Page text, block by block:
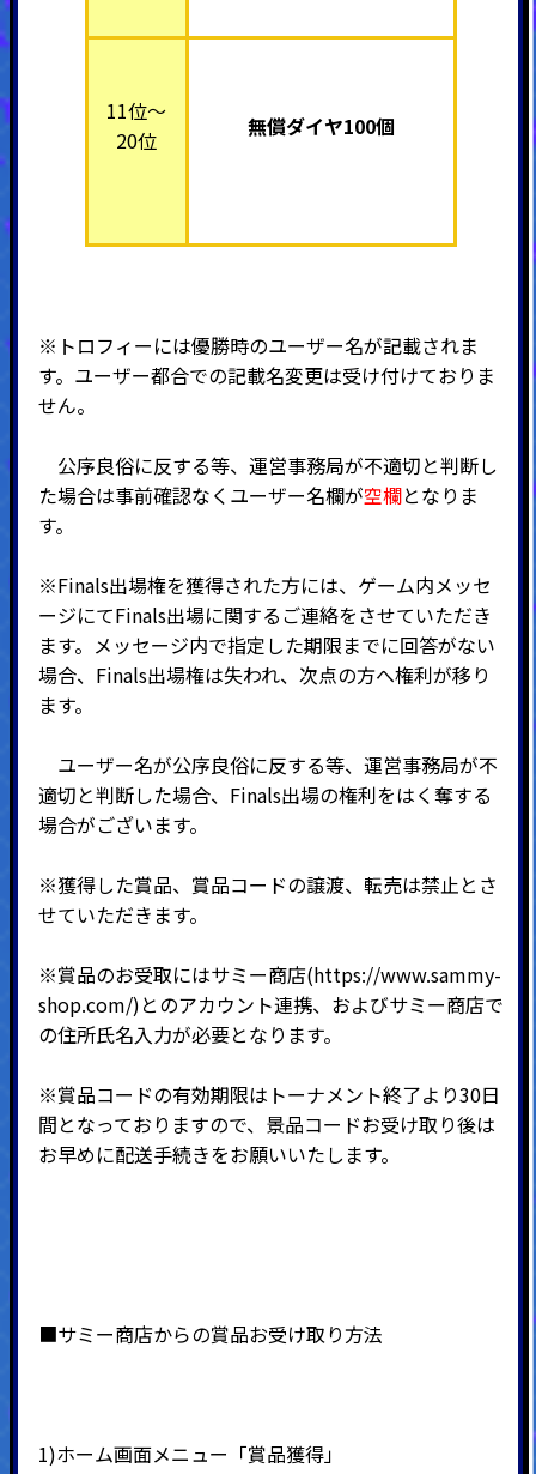
11位～
20位
無償ダイヤ100個
※トロフィーには優勝時のユーザー名が記載されま
す。 ユーザー都合での記載名変更は受け付けておりま
せん。
公序良俗に反する等、運営事務局が不適切と判断し
た場合は事前確認なくユーザー名欄が空欄となりま
す。
※Finals出場権を獲得された方には、ゲーム内メッセ
ージにてFinals出場に関するご連絡をさせていただき
ます。メッセージ内で指定した期限までに回答がない
場合、Finals出場権は失われ、次点の方へ権利が移り
ます。
ユーザー名が公序良俗に反する等、運営事務局が不
適切と判断した場合、Finals出場の権利をはく奪する
場合がございます。
※獲得した賞品、賞品コードの譲渡、転売は禁止とさ
せていただきます。
※賞品のお受取にはサミー商店(https://www.sammy-
shop.com/)とのアカウント連携、およびサミー商店で
の住所氏名入力が必要となります。
※賞品コードの有効期限はトーナメント終了より30日
間となっておりますので、景品コードお受け取り後は
お早めに配送手続きをお願いいたします。
■サミー商店からの賞品お受け取り方法
1)ホーム画面メニュー「賞品獲得」